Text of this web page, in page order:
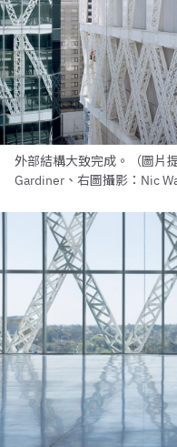
外部結構大致完成。（圖片
Gardiner、右圖攝影：Nic